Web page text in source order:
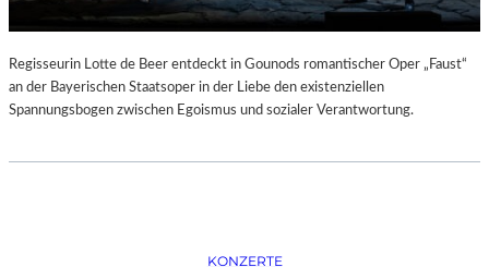
,
T
M
Regisseurin Lotte de Beer entdeckt in Gounods romantischer Oper „Faust“
an der Bayerischen Staatsoper in der Liebe den existenziellen
Spannungsbogen zwischen Egoismus und sozialer Verantwortung.
KONZERTE